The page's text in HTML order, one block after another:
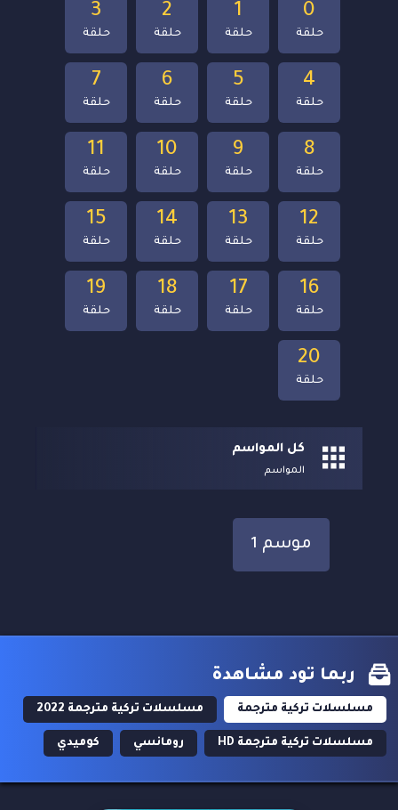
20
حلقة
19
حلقة
18
حلقة
17
حلقة
16
حلقة
15
حلقة
14
حلقة
13
حلقة
12
حلقة
11
حلقة
10
حلقة
9
حلقة
8
حلقة
7
حلقة
6
حلقة
5
حلقة
4
حلقة
3
حلقة
2
حلقة
1
حلقة
0
حلقة
كل المواسم
المواسم
موسم 1
ربما تود مشاهدة
مسلسلات تركية مترجمة مسلسلات تركية مترجمة 2022
مسلسلات تركية مترجمة HD رومانسي كوميدي